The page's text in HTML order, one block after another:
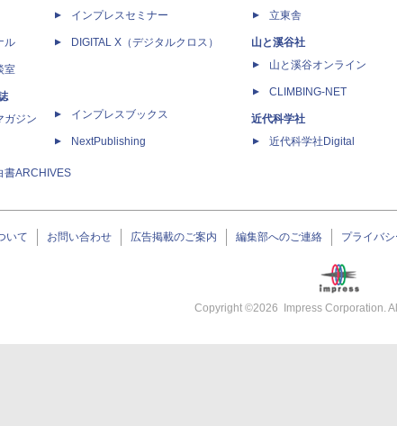
ル
室
ガジン
書ARCHIVES
インプレスセミナー
DIGITAL X（デジタルクロス）
インプレスブックス
NextPublishing
立東舎
山と溪谷社
山と溪谷オンライン
CLIMBING-NET
近代科学社
近代科学社Digital
いて お問い合わせ 広告掲載のご案内 編集部へのご連絡 プライバ
Copyright ©2026 Impress Corporation.